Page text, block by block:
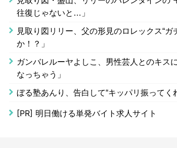
往復じゃないと…」
見取り図リリー、父の形見のロレックス“
か！？」
ガンバレルーヤよしこ、男性芸人とのキス
なっちゃう」
ぼる塾あんり、告白して“キッパリ振ってく
[PR] 明日働ける単発バイト求人サイト